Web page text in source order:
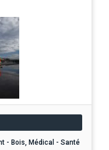
- Bois, Médical - Santé